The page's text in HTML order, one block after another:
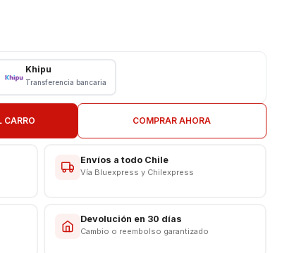
Plus - X58 Plus - X5B - X5B Plus - Honor Play 40
Khipu
Transferencia bancaria
CARRO COMPRAR AHORA
Envíos a todo Chile
Vía Bluexpress y Chilexpress
Devolución en 30 días
Cambio o reembolso garantizado